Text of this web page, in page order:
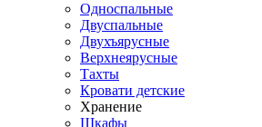
Односпальные
Двуспальные
Двухъярусные
Верхнеярусные
Тахты
Кровати детские
Хранение
Шкафы